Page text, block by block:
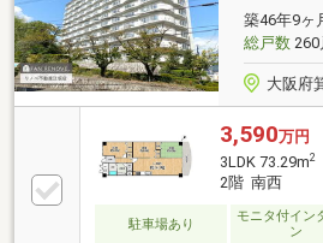
件です！是非一度、現地をご
築46年9ヶ
総戸数260
大阪府
3,590万円
3LDK 73.29m2
2階 南西
駐車場あり
モニタ付イン
ン